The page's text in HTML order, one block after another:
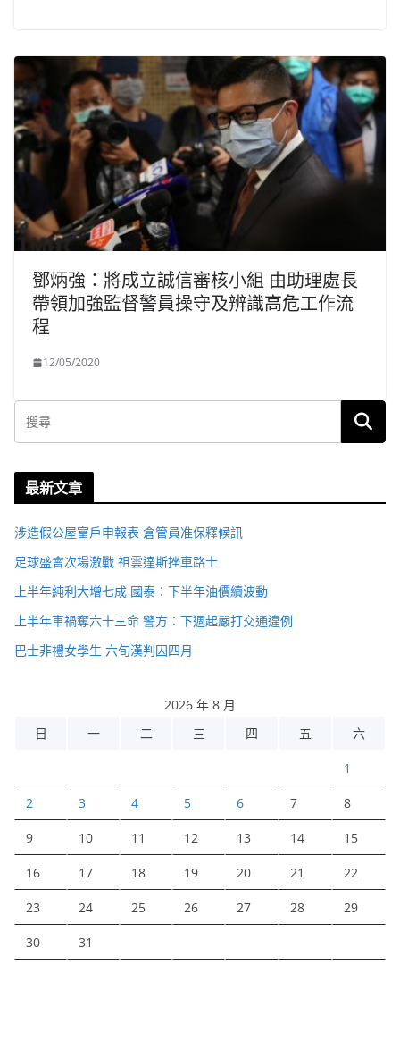
鄧炳強：將成立誠信審核小組 由助理處長
帶領加強監督警員操守及辨識高危工作流
程
12/05/2020
最新文章
涉造假公屋富戶申報表 倉管員准保釋候訊
足球盛會次場激戰 祖雲達斯挫車路士
上半年純利大增七成 國泰：下半年油價續波動
上半年車禍奪六十三命 警方：下週起嚴打交通違例
巴士非禮女學生 六旬漢判囚四月
2026 年 8 月
日
一 二 三 四 五 六
1
2 3 4 5 6 7 8
9 10 11 12 13 14 15
16 17 18 19 20 21 22
23 24 25 26 27 28 29
30 31